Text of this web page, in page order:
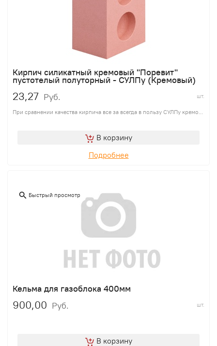
Кирпич силикатный кремовый "Поревит"
пустотелый полуторный - СУЛПу (Кремовый)
23,27 Руб. шт.
При сравнении качества кирпича все за всегда в пользу СУЛПу кремо...
В корзину
Подробнее
Быстрый просмотр
Кельма для газоблока 400мм
900,00 Руб. шт.
В корзину